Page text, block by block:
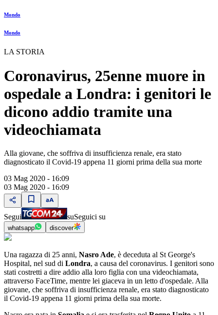
Mondo
Mondo
LA STORIA
Coronavirus, 25enne muore in
ospedale a Londra: i genitori le
dicono addio tramite una
videochiamata
Alla giovane, che soffriva di insufficienza renale, era stato
diagnosticato il Covid-19 appena 11 giorni prima della sua morte
03 Mag 2020 - 16:09
03 Mag 2020 - 16:09
Segui suSeguici su
whatsapp discover
Una ragazza di 25 anni, Nasro Ade, è deceduta al St George's
Hospital, nel sud di Londra, a causa del coronavirus. I genitori sono
stati costretti a dire addio alla loro figlia con una videochiamata,
attraverso FaceTime, mentre lei giaceva in un letto d'ospedale. Alla
giovane, che soffriva di insufficienza renale, era stato diagnosticato
il Covid-19 appena 11 giorni prima della sua morte.